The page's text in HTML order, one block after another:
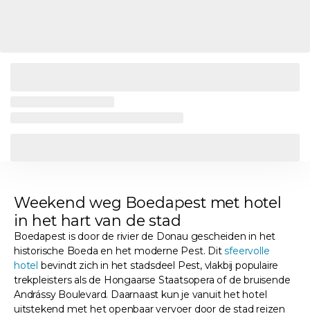
Weekend weg Boedapest met hotel
in het hart van de stad
Boedapest is door de rivier de Donau gescheiden in het
historische Boeda en het moderne Pest. Ditsfeervolle
hotel bevindt zich in het stadsdeel Pest, vlakbij populaire
trekpleisters als de Hongaarse Staatsopera of de bruisende
Andrássy Boulevard. Daarnaast kun je vanuit het hotel
uitstekend met het openbaar vervoer door de stad reizen